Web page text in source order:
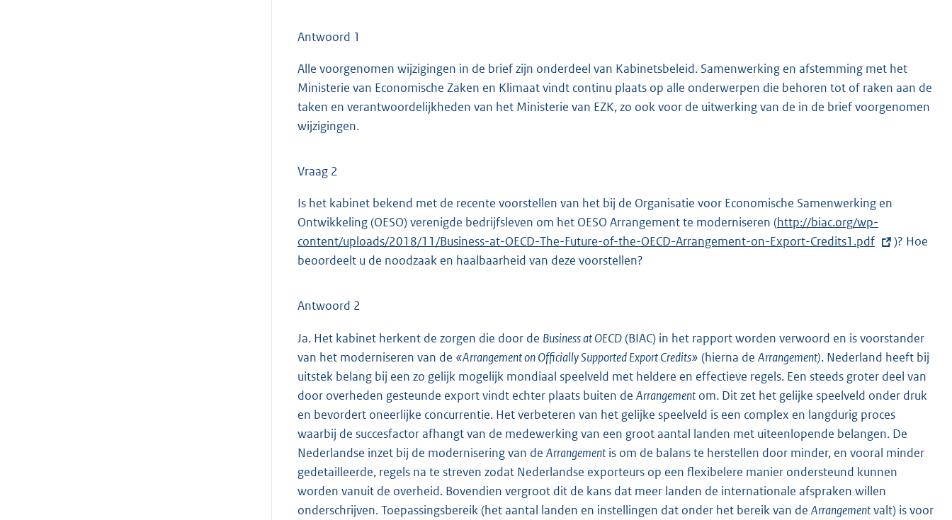
Antwoord 1
Alle voorgenomen wijzigingen in de brief zijn onderdeel van Kabinetsbeleid. Samenwerking en afstemming met het
Ministerie van Economische Zaken en Klimaat vindt continu plaats op alle onderwerpen die behoren tot of raken aan de
taken en verantwoordelijkheden van het Ministerie van EZK, zo ook voor de uitwerking van de in de brief voorgenomen
wijzigingen.
Vraag 2
Is het kabinet bekend met de recente voorstellen van het bij de Organisatie voor Economische Samenwerking en
Ontwikkeling (OESO) verenigde bedrijfsleven om het OESO Arrangement te moderniseren (E
x
e
l
i
n
k
:
http://biac.org/wp-
content/uploads/2018/11/Business-at-OECD-The-Future-of-the-OECD-Arrangement-on-Export-Credits1.pdf
)? Hoe
beoordeelt u de noodzaak en haalbaarheid van deze voorstellen?
Antwoord 2
Ja. Het kabinet herkent de zorgen die door de Business at OECD(BIAC) in het rapport worden verwoord en is voorstander
van het moderniseren van de «Arrangement on Officially Supported Export Credits» (hierna de Arrangement). Nederland heeft bij
uitstek belang bij een zo gelijk mogelijk mondiaal speelveld met heldere en effectieve regels. Een steeds groter deel van
door overheden gesteunde export vindt echter plaats buiten de Arrangement om. Dit zet het gelijke speelveld onder druk
en bevordert oneerlijke concurrentie. Het verbeteren van het gelijke speelveld is een complex en langdurig proces
waarbij de succesfactor afhangt van de medewerking van een groot aantal landen met uiteenlopende belangen. De
Nederlandse inzet bij de modernisering van de Arrangement is om de balans te herstellen door minder, en vooral minder
gedetailleerde, regels na te streven zodat Nederlandse exporteurs op een flexibelere manier ondersteund kunnen
worden vanuit de overheid. Bovendien vergroot dit de kans dat meer landen de internationale afspraken willen
onderschrijven. Toepassingsbereik (het aantal landen en instellingen dat onder het bereik van de Arrangementvalt) is voor